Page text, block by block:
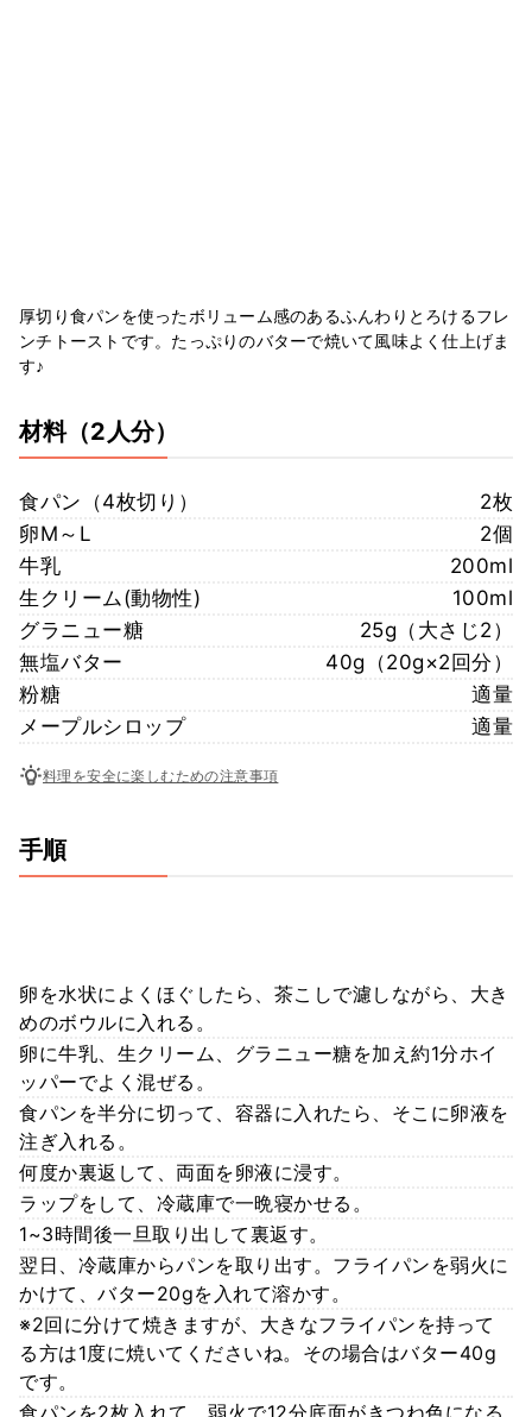
厚切り食パンを使ったボリューム感のあるふんわりとろけるフレ
ンチトーストです。たっぷりのバターで焼いて風味よく仕上げま
す♪
材料（2人分）
食パン（4枚切り）
2枚
卵M～L
2個
牛乳
200ml
生クリーム(動物性)
100ml
グラニュー糖
25g（大さじ2）
無塩バター
40g（20g×2回分）
粉糖
適量
メープルシロップ
適量
料理を安全に楽しむための注意事項
手順
卵を水状によくほぐしたら、茶こしで濾しながら、大き
めのボウルに入れる。
卵に牛乳、生クリーム、グラニュー糖を加え約1分ホイ
ッパーでよく混ぜる。
食パンを半分に切って、容器に入れたら、そこに卵液を
注ぎ入れる。
何度か裏返して、両面を卵液に浸す。
ラップをして、冷蔵庫で一晩寝かせる。
1~3時間後一旦取り出して裏返す。
翌日、冷蔵庫からパンを取り出す。フライパンを弱火に
かけて、バター20gを入れて溶かす。
※2回に分けて焼きますが、大きなフライパンを持って
る方は1度に焼いてくださいね。その場合はバター40g
です。